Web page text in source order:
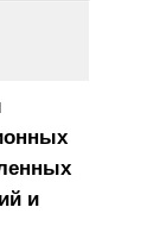
и